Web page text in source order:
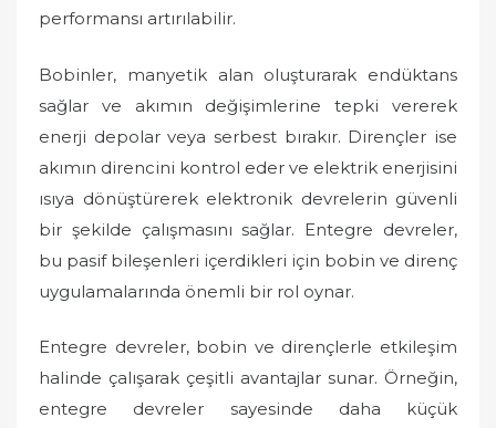
performansı artırılabilir.
Bobinler, manyetik alan oluşturarak endüktans
sağlar ve akımın değişimlerine tepki vererek
enerji depolar veya serbest bırakır. Dirençler ise
akımın direncini kontrol eder ve elektrik enerjisini
ısıya dönüştürerek elektronik devrelerin güvenli
bir şekilde çalışmasını sağlar. Entegre devreler,
bu pasif bileşenleri içerdikleri için bobin ve direnç
uygulamalarında önemli bir rol oynar.
Entegre devreler, bobin ve dirençlerle etkileşim
halinde çalışarak çeşitli avantajlar sunar. Örneğin,
entegre devreler sayesinde daha küçük